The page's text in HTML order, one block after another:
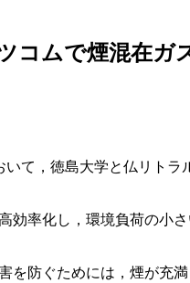
コムで煙混在ガ
いて，徳島大学と仏リト
効率化し，環境負荷の小
を防ぐためには，煙が充